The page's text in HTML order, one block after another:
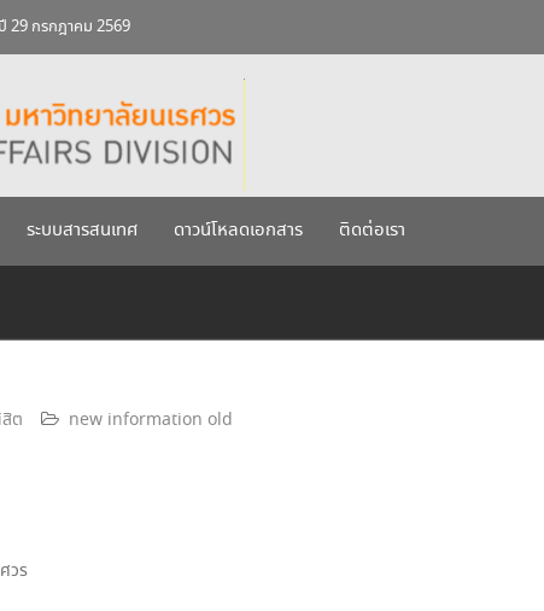
นเรศวร ประจำปีการศึกษา 256
ระบบสารสนเทศ ดาวน์โหลดเอกสาร ติดต่อเรา
ต new information old
วร